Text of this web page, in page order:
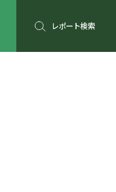
レポート検索